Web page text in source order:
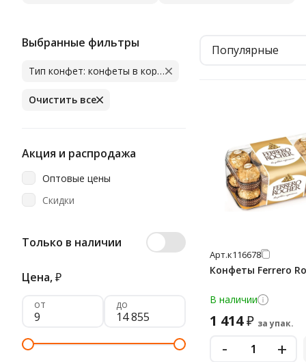
Выбранные фильтры
Тип конфет: конфеты в коробках
Очистить все
Акция и распродажа
Оптовые цены
Скидки
Только в наличии
Цена,₽
от до
Популярные
Арт.к116678
Конфеты Ferrero
В наличии
1 414₽ за упак.
- +